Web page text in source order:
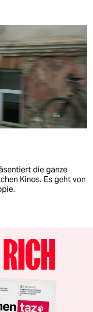
die ganze
Kinos. Es geht von